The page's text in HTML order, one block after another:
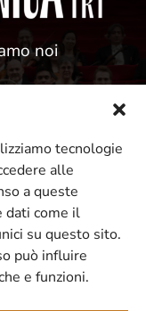
tecnologie
alle
a queste
dati come il
su questo sito.
può influire
e funzioni.
noi
sui nostri